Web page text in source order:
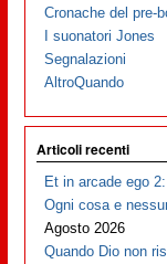
Cronache del pre-
I suonatori Jones
Segnalazioni
AltroQuando
Articoli recenti
Et in arcade ego
Ogni cosa e
Agosto 2026
Quando Dio non